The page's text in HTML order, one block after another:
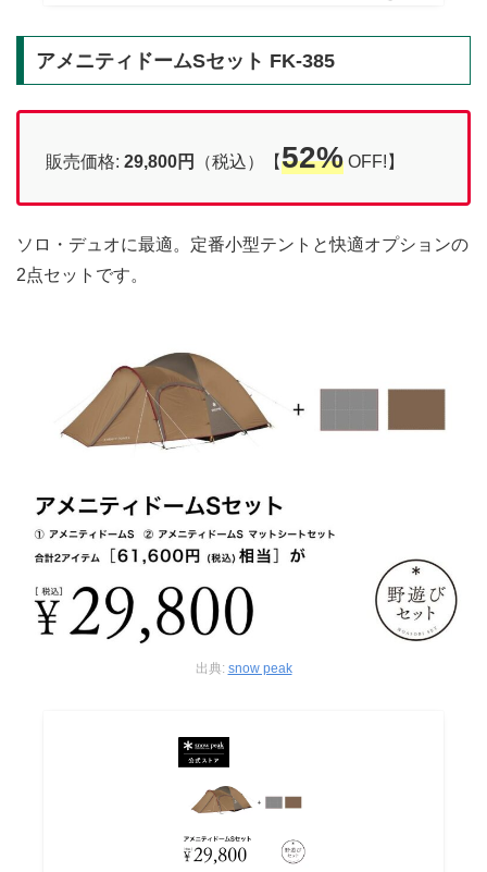
アメニティドームSセット FK-385
販売価格: 29,800円 （税込）【52% OFF!】
ソロ・デュオに最適。定番小型テントと快適オプションの
2点セットです。
出典: snow peak